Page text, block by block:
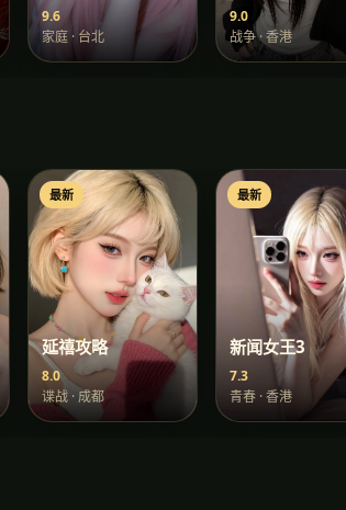
9.6
家庭 · 台北
9.0
战争·香港
最新
延禧攻略
8.0
谍战 · 成都
最新
新闻女王3
7.3
青春 ·香港